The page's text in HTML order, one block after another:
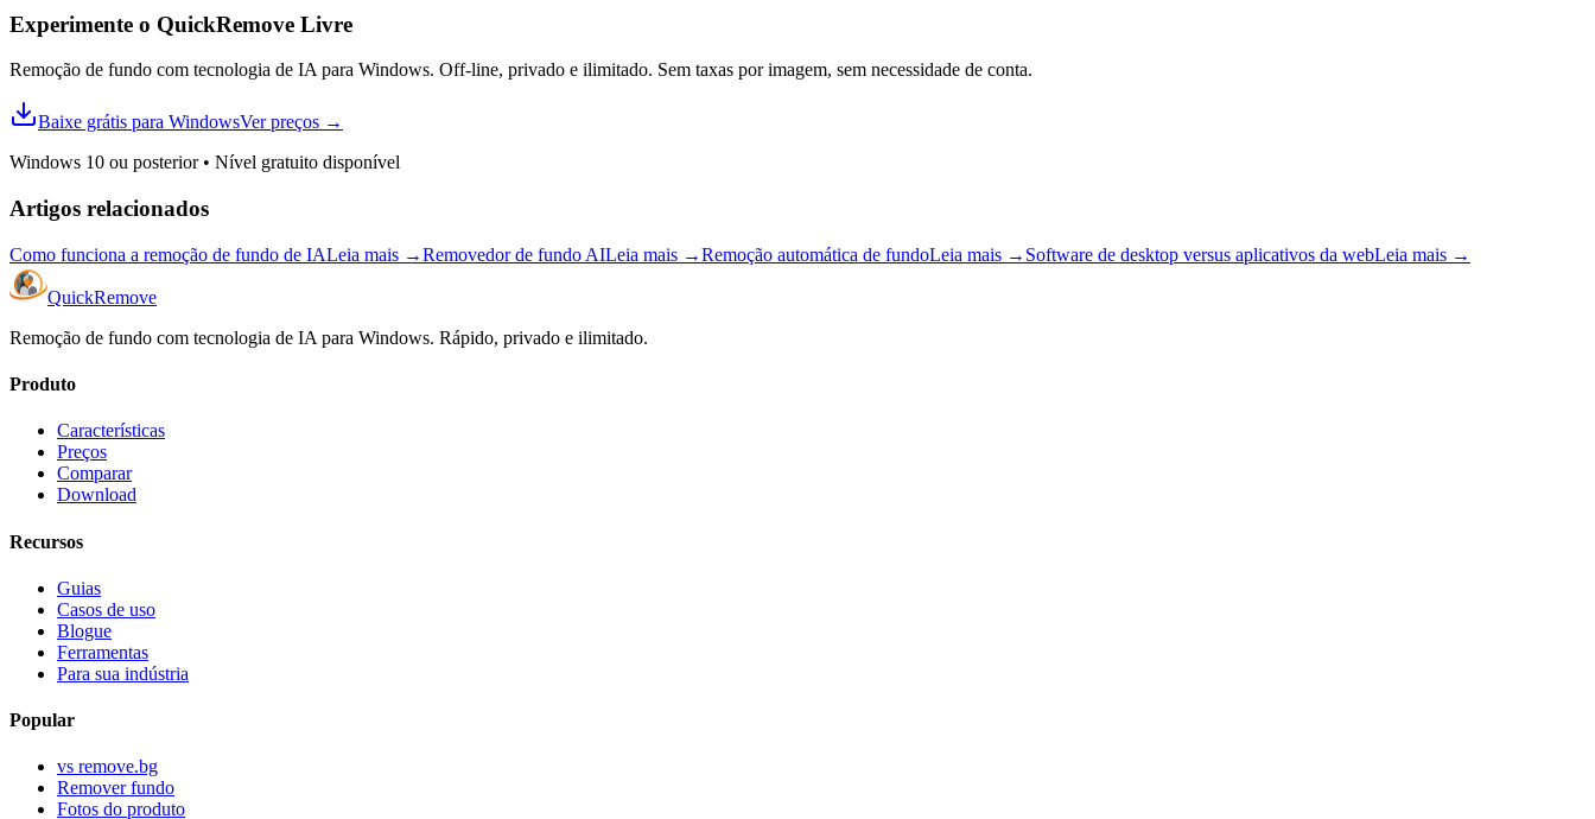
Experimente o QuickRemove Livre
Remoção de fundo com tecnologia de IA para Windows. Off-line, privado e ilimitado. Sem taxas por imagem, sem necessidade de conta.
Baixe grátis para WindowsVer preços →
Windows 10 ou posterior• Nível gratuito disponível
Artigos relacionados
Como funciona a remoção de fundo de IALeia mais →Removedor de fundo AILeia mais →Remoção automática de fundoLeia mais → Software de desktop versus aplicativos da webLeia mais →
QuickRemove
Remoção de fundo com tecnologia de IA para Windows. Rápido, privado e ilimitado.
Produto
Características
Preços
Comparar
Download
Recursos
Guias
Casos de uso
Blogue
Ferramentas
Para sua indústria
Popular
vs remove.bg
Remover fundo
Fotos do produto